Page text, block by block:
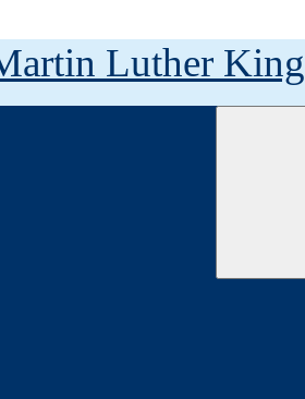
Luther King